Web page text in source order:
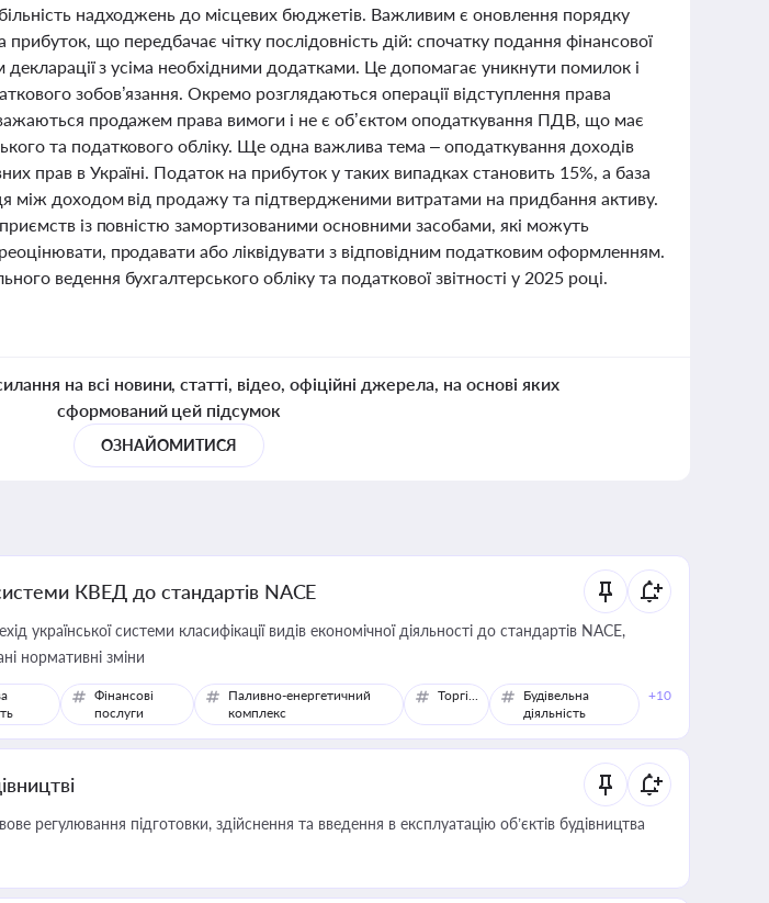
надходжень до місцевих бюджетів. Важливим є оновлення порядку
прибуток, що передбачає чітку послідовність дій: спочатку подання фінансової
декларації з усіма необхідними додатками. Це допомагає уникнути помилок і
зобов’язання. Окремо розглядаються операції відступлення права
продажем права вимоги і не є об’єктом оподаткування ПДВ, що має
та податкового обліку. Ще одна важлива тема – оподаткування доходів
прав в Україні. Податок на прибуток у таких випадках становить 15%, а база
між доходом від продажу та підтвердженими витратами на придбання активу.
із повністю замортизованими основними засобами, які можуть
продавати або ліквідувати з відповідним податковим оформленням.
ведення бухгалтерського обліку та податкової звітності у 2025 році.
на всі новини, статті, відео, офіційні джерела, на основі яких
сформований цей підсумок
ОЗНАЙОМИТИСЯ
КВЕД до стандартів NACE
української системи класифікації видів економічної діяльності до стандартів NACE,
нормативні зміни
Фінансові
послуги
Паливно-енергетичний
комплекс
Торгівля
Будівельна
діяльність
+10
регулювання підготовки, здійснення та введення в експлуатацію об’єктів будівництва